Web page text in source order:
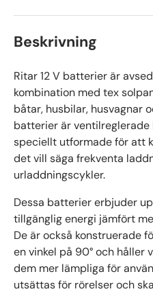
Beskrivning
Ritar 12 V batterier är
kombination med tex
båtar, husbilar, husvagnar
batterier är
speciellt utformade för att
det vill säga frekventa
urladdningscykler.
Dessa batterier erbjuder
tillgänglig energi jämfört
De är också konstruerade
en vinkel på 90° och håller
dem mer lämpliga för
utsättas för rörelser och